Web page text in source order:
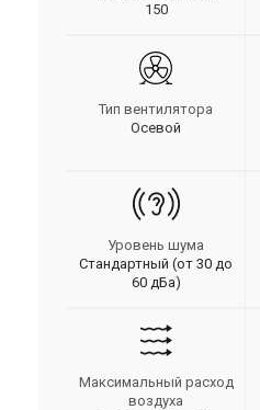
150
Тип вентилятора
Осевой
Уровень шума
Стандартный (от 30 до
60 дБа)
Максимальный расход
воздуха